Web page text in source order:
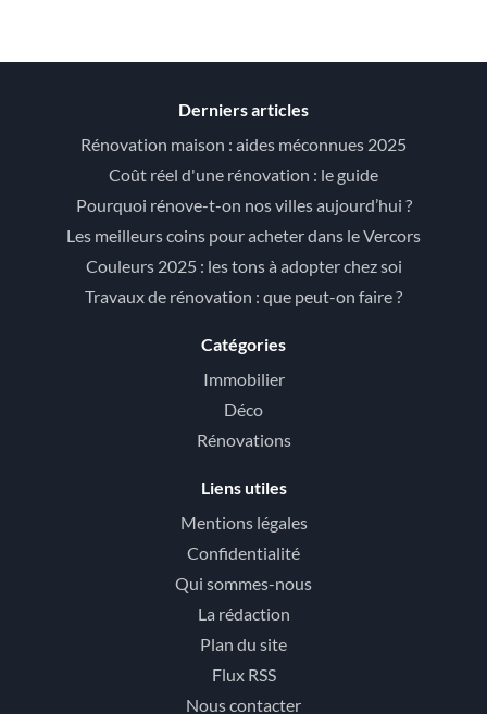
Derniers articles
Rénovation maison : aides méconnues 2025
Coût réel d'une rénovation : le guide
Pourquoi rénove-t-on nos villes aujourd’hui ?
Les meilleurs coins pour acheter dans le Vercors
Couleurs 2025 : les tons à adopter chez soi
Travaux de rénovation : que peut-on faire ?
Catégories
Immobilier
Déco
Rénovations
Liens utiles
Mentions légales
Confidentialité
Qui sommes-nous
La rédaction
Plan du site
Flux RSS
Nous contacter